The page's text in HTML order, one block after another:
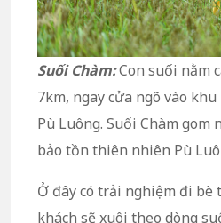
Suối Chàm:Con suối nằm
7km, ngay cửa ngõ vào
Pù Luông. Suối Chàm gom
bảo tồn thiên nhiên Pù
Ở đây có trải nghiệm đi bè
khách sẽ xuôi theo dòng